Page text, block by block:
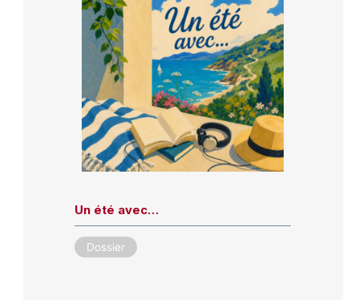
Un été avec…
Dossier